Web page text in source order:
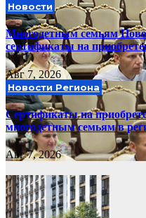
Новости
Многодетным семьям
сертификаты на
Авг 7, 2026
Новости Региона
Сертификаты на
многодетным семьям в
Авг 7, 2026